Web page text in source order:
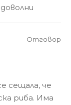
сещала, че
риба. Има
Отговор